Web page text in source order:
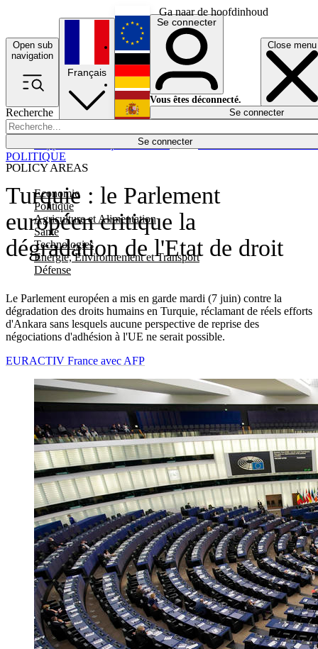
Ga naar de hoofdinhoud
Open sub
navigation
Close menu
Recherche
Se connecter
POLICY AREAS
Economie
Politique
Agriculture et Alimentation
Santé
Technologies
Energie, Environnement et Transport
Défense
Économie
Français
English
Deutsch
Español
Se connecter
Vous êtes déconnecté.
Se connecter
Turquie : le Parlement
européen critique la
dégradation de l'Etat de droit
Le Parlement européen a mis en garde mardi (7 juin) contre la
dégradation des droits humains en Turquie, réclamant de réels efforts
d'Ankara sans lesquels aucune perspective de reprise des
négociations d'adhésion à l'UE ne serait possible.
POLITIQUE
EURACTIV France avec AFP